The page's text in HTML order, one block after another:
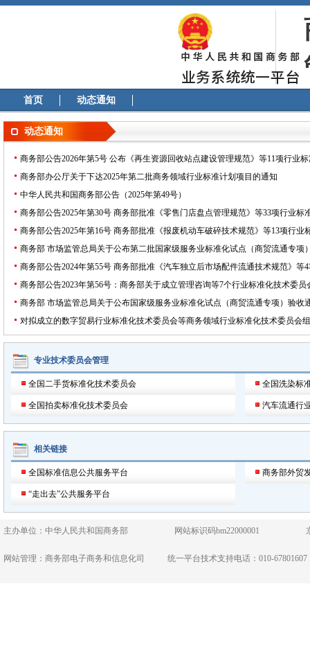
首页 动态通知
动态通知
商务部公告2026年第5号 公布《再生资源回收站点建设管理规范》等11项行业
商务部办公厅关于下达2025年第二批商务领域行业标准计划项目的通知
中华人民共和国商务部公告（2025年第49号）
商务部公告2025年第30号 商务部批准《零售门店盘点管理规范》等33项行业标
商务部公告2025年第16号 商务部批准《报废机动车破碎技术规范》等13项行业
商务部 市场监管总局关于公布第二批国家级服务业标准化试点（商贸流通专项
商务部公告2024年第55号 商务部批准《汽车独立后市场配件流通技术规范》
商务部公告2023年第56号：商务部关于成立管理咨询等7个行业标准化技术委
商务部 市场监管总局关于公布国家级服务业标准化试点（商贸流通专项）验收
对拟成立的数字贸易行业标准化技术委员会等商务领域行业标准化技术委员会
专业技术委员会管理
全国二手货标准化技术委员会
全国拍卖标准化技术委员会
全国洗染标
汽车流通行
相关链接
全国标准信息公共服务平台
“走出去”公共服务平台
商务部外贸
主办单位：中华人民共和国商务部 网站标识码bm22000001
网站管理：商务部电子商务和信息化司 统一平台技术支持电话：010-67801607